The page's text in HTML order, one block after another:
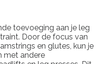
toevoeging aan je leg
Door de focus van
en glutes, kun je
met andere